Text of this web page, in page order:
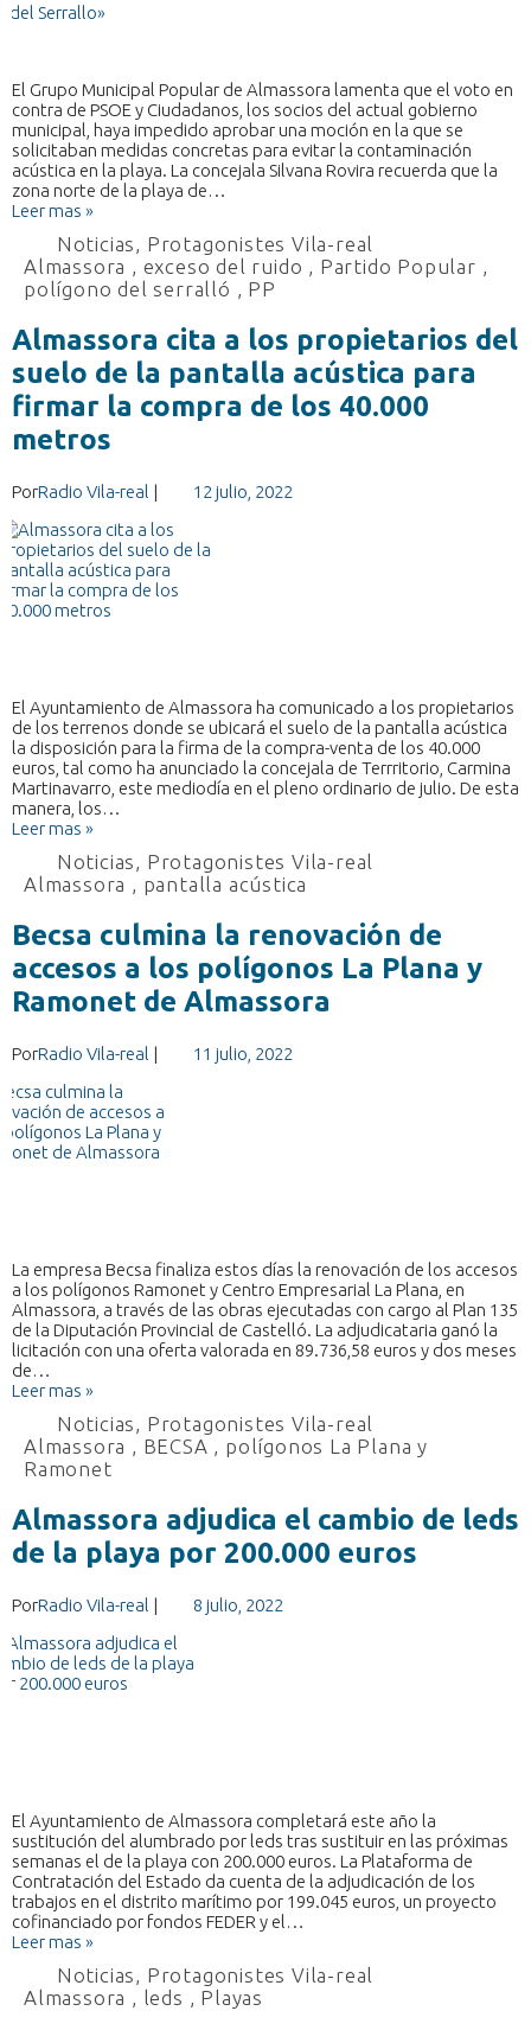
El Grupo Municipal Popular de Almassora lamenta que el voto en
contra de PSOE y Ciudadanos, los socios del actual gobierno
municipal, haya impedido aprobar una moción en la que se
solicitaban medidas concretas para evitar la contaminación
acústica en la playa. La concejala Silvana Rovira recuerda que la
zona norte de la playa de…
Leer mas »
Noticias
Protagonistes Vila-real
Almassora
exceso del ruido Partido Popular
polígono del serralló
PP
Almassora cita a los propietarios del
suelo de la pantalla acústica para
firmar la compra de los 40.000
metros
PorRadio Vila-real | 12 julio, 2022
El Ayuntamiento de Almassora ha comunicado a los propietarios
de los terrenos donde se ubicará el suelo de la pantalla acústica
la disposición para la firma de la compra-venta de los 40.000
euros, tal como ha anunciado la concejala de Terrritorio, Carmina
Martinavarro, este mediodía en el pleno ordinario de julio. De esta
manera, los…
Leer mas »
Noticias
Protagonistes Vila-real
Almassora
pantalla acústica
Becsa culmina la renovación de
accesos a los polígonos La Plana y
Ramonet de Almassora
PorRadio Vila-real | 11 julio, 2022
La empresa Becsa finaliza estos días la renovación de los accesos
a los polígonos Ramonet y Centro Empresarial La Plana, en
Almassora, a través de las obras ejecutadas con cargo al Plan 135
de la Diputación Provincial de Castelló. La adjudicataria ganó la
licitación con una oferta valorada en 89.736,58 euros y dos meses
de…
Leer mas »
Noticias
Protagonistes Vila-real
Almassora
BECSA
polígonos La Plana y
Ramonet
Almassora adjudica el cambio de leds
de la playa por 200.000 euros
PorRadio Vila-real | 8 julio, 2022
El Ayuntamiento de Almassora completará este año la
sustitución del alumbrado por leds tras sustituir en las próximas
semanas el de la playa con 200.000 euros. La Plataforma de
Contratación del Estado da cuenta de la adjudicación de los
trabajos en el distrito marítimo por 199.045 euros, un proyecto
cofinanciado por fondos FEDER y el…
Leer mas »
Noticias
Protagonistes Vila-real
Almassora
leds Playas